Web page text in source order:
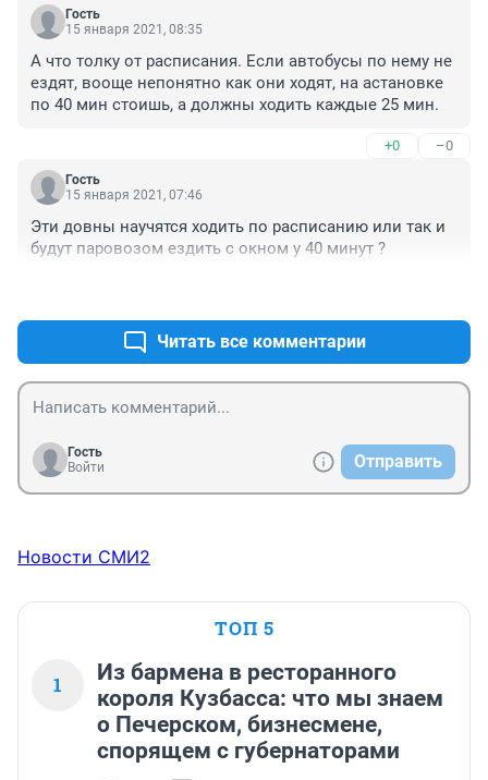
Гость
15 января 2021, 08:35
А что толку от расписания. Если автобусы по нему не
ездят, вооще непонятно как они ходят, на астановке
по 40 мин стоишь, а должны ходить каждые 25 мин.
+0 –0
Гость
15 января 2021, 07:46
Эти довны научятся ходить по расписанию или так и
будут паровозом ездить с окном у 40 минут ?
Читать все комментарии
Гость
Войти
Отправить
Новости СМИ2
ТОП 5
1
Из бармена в ресторанного
короля Кузбасса: что мы знаем
о Печерском, бизнесмене,
спорящем с губернаторами